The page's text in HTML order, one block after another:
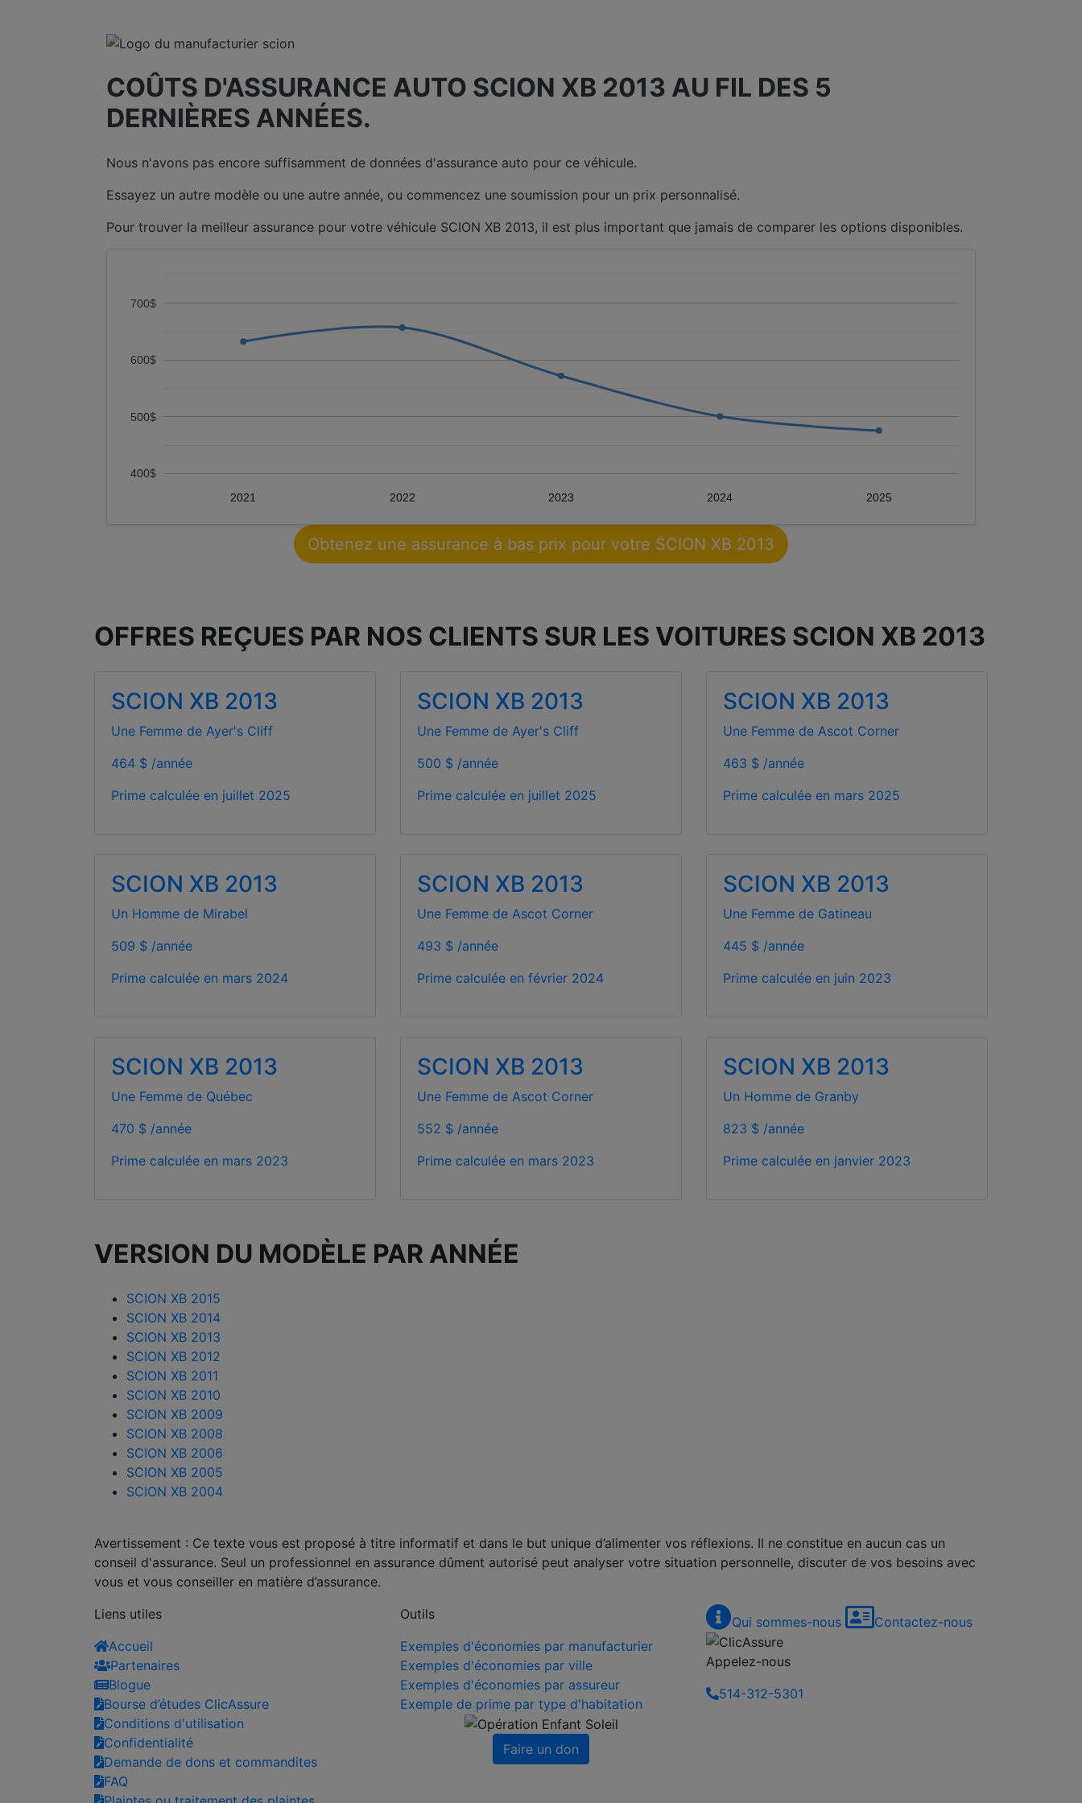
COÛTS D'ASSURANCE AUTO SCION XB 2013 AU FIL DES 5
DERNIÈRES ANNÉES.
Nous n'avons pas encore suffisamment de données d'assurance auto pour ce véhicule.
Essayez un autre modèle ou une autre année, ou commencez une soumission pour un prix personnalisé.
Pour trouver la meilleur assurance pour votre véhicule SCION XB 2013, il est plus important que jamais de comparer les options disponibles.
2021 2022 2023 2024 2025
400$
500$
600$
700$
Obtenez une assurance à bas prix pour votre SCION XB 2013
OFFRES REÇUES PAR NOS CLIENTS SUR LES VOITURES SCION XB 2013
SCION XB 2013
Une Femme de Ayer's Cliff
464 $ /année
Prime calculée en juillet 2025
SCION XB 2013
Une Femme de Ayer's Cliff
500 $ /année
Prime calculée en juillet 2025
SCION XB 2013
Une Femme de Ascot Corner
463 $ /année
Prime calculée en mars 2025
SCION XB 2013
Un Homme de Mirabel
509 $ /année
Prime calculée en mars 2024
SCION XB 2013
Une Femme de Ascot Corner
493 $ /année
Prime calculée en février 2024
SCION XB 2013
Une Femme de Gatineau
445 $ /année
Prime calculée en juin 2023
SCION XB 2013
Une Femme de Québec
470 $ /année
Prime calculée en mars 2023
SCION XB 2013
Une Femme de Ascot Corner
552 $ /année
Prime calculée en mars 2023
SCION XB 2013
Un Homme de Granby
823 $ /année
Prime calculée en janvier 2023
VERSION DU MODÈLE PAR ANNÉE
SCION XB 2015
SCION XB 2014
SCION XB 2013
SCION XB 2012
SCION XB 2011
SCION XB 2010
SCION XB 2009
SCION XB 2008
SCION XB 2006
SCION XB 2005
SCION XB 2004
Avertissement : Ce texte vous est proposé à titre informatif et dans le but unique d’alimenter vos réflexions. Il ne constitue en aucun cas un
conseil d'assurance. Seul un professionnel en assurance dûment autorisé peut analyser votre situation personnelle, discuter de vos besoins avec
vous et vous conseiller en matière d’assurance.
Liens utiles
Accueil
Partenaires
Blogue
Bourse d’études ClicAssure
Conditions d'utilisation
Confidentialité
Demande de dons et commandites
FAQ
Outils
Exemples d'économies par manufacturier
Exemples d'économies par ville
Exemples d'économies par assureur
Exemple de prime par type d'habitation
Faire un don
Qui sommes-nous Contactez-nous
Appelez-nous
514-312-5301